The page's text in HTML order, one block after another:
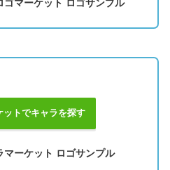
ットでキャラを探す